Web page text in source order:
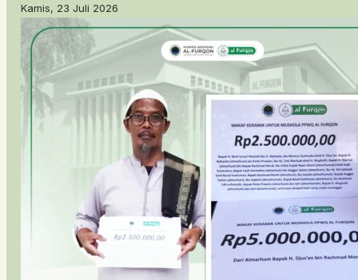
Kamis, 23 Juli 2026